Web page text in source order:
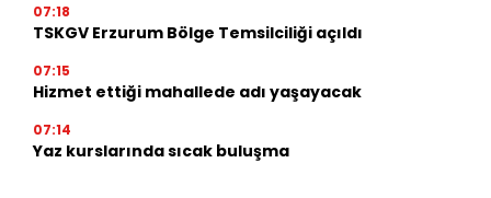
07:18
TSKGV Erzurum Bölge Temsilciliği açıldı
07:15
Hizmet ettiği mahallede adı yaşayacak
07:14
Yaz kurslarında sıcak buluşma